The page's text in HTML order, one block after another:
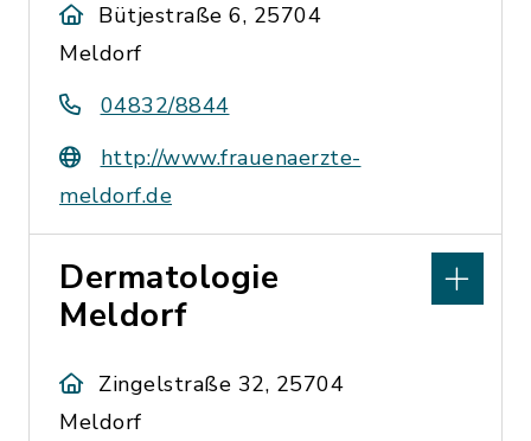
Bütjestraße 6, 25704
Meldorf
04832/8844
http://www.frauenaerzte-
meldorf.de
Dermatologie
Meldorf
Zingelstraße 32, 25704
Meldorf